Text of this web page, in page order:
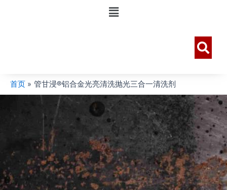
菜
单
首页 管甘浸®铝合金光亮清洗抛光三合一清洗剂